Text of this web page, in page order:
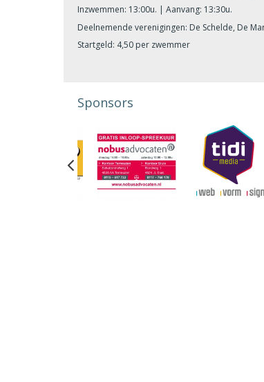
Inzwemmen: 13:00u. | Aanvang: 13:30u.
Deelnemende verenigingen: De Schelde, De
Startgeld: 4,50 per zwemmer
Sponsors
Previous